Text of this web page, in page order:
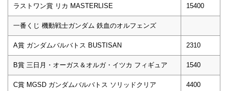
ラストワン賞 リカ MASTERLISE 15400
一番くじ 機動戦士ガンダム 鉄血のオルフェンズ
A賞 ガンダムバルバトス BUSTISAN 2310
B賞 三日月・オーガス＆オルガ・イツカ フィギュア 1540
C賞 MGSD ガンダムバルバトス ソリッドクリア 4400